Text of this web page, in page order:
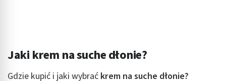
Jaki krem na suche dłonie?
Gdzie kupić i jaki wybrać krem na suche dłonie?
Rozwój i ulepszanie usług